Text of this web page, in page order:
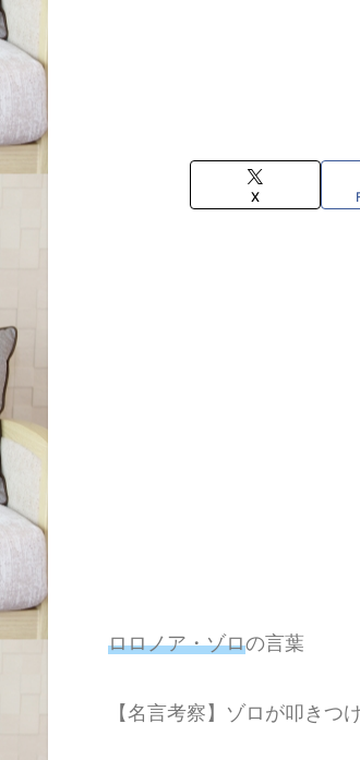
X
ロロノア・ゾロの言葉
【名言考察】ゾロが叩きつ